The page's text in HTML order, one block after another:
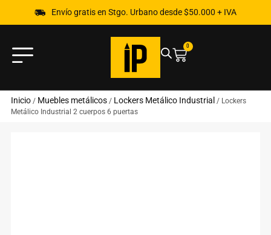
Envío gratis en Stgo. Urbano desde $50.000 + IVA
0
Inicio/ Muebles metálicos/ Lockers Metálico Industrial / Lockers
Metálico Industrial 2 cuerpos 6 puertas